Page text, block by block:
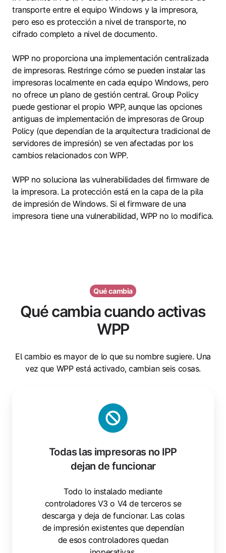
transporte entre el equipo Windows y la impresora,
pero eso es protección a nivel de transporte, no
cifrado completo a nivel de documento.
WPP no proporciona una implementación centralizada
de impresoras. Restringe cómo se pueden instalar las
impresoras localmente en cada equipo Windows, pero
no ofrece un plano de gestión central. Group Policy
puede gestionar el propio WPP, aunque las opciones
antiguas de implementación de impresoras de Group
Policy (que dependían de la arquitectura tradicional de
servidores de impresión) se ven afectadas por los
cambios relacionados con WPP.
WPP no soluciona las vulnerabilidades del firmware de
la impresora. La protección está en la capa de la pila
de impresión de Windows. Si el firmware de una
impresora tiene una vulnerabilidad, WPP no lo modifica.
Qué cambia
Qué cambia cuando activas
WPP
El cambio es mayor de lo que su nombre sugiere. Una
vez que WPP está activado, cambian seis cosas.
Todas las impresoras no IPP
dejan de funcionar
Todo lo instalado mediante
controladores V3 o V4 de terceros se
descarga y deja de funcionar. Las colas
de impresión existentes que dependían
de esos controladores quedan
las
impresoras
no
dejan
de